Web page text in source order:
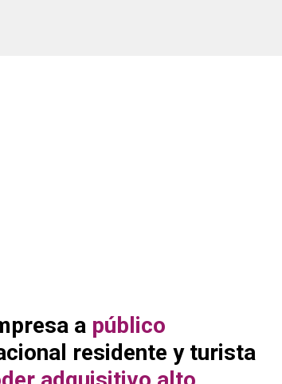
a público
residente y turista